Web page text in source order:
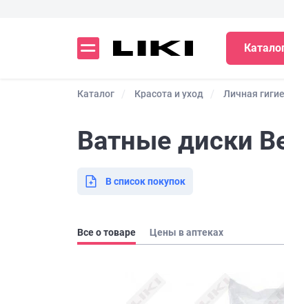
Каталог Красота и уход Личная
Ватные диски
В список покупок
Все о товаре Цены в аптеках